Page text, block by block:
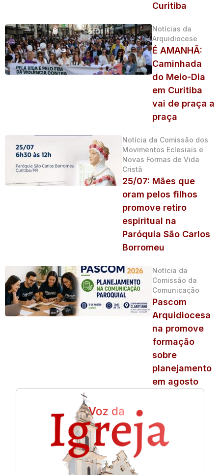
Curitiba
Notícias da
Arquidiocese
É AMANHÃ:
Caminhada
do Meio-Dia
em Curitiba
vai de praça a
praça
Notícia da Comissão dos
Movimentos Eclesiais e
Novas Formas de Vida
Cristã
25/07: Mães que
oram pelos filhos
promove retiro
espiritual na
Paróquia São Carlos
Borromeu
Notícia da
Comissão da
Comunicação
Pascom
Arquidiocesa
na promove
formação
sobre
planejamento
em agosto